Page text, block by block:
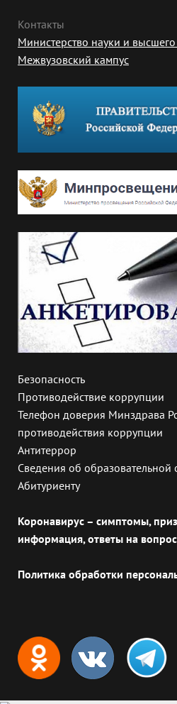
Контакты
Министерство науки и
Межвузовский кампус
Безопасность
Противодействие коррупции
Телефон доверия Минздрава
противодействия коррупции
Антитеррор
Сведения об образовательной
Абитуриенту
Коронавирус – симптомы,
информация, ответы на
Политика обработки